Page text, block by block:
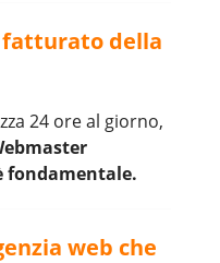
della
24 ore al giorno,
fondamentale.
web che